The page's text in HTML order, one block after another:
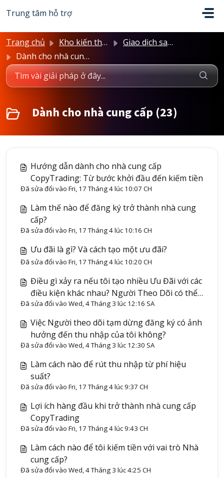
Trung tâm hỗ trợ
Trang chủ Kho kiến thức
Giao dịch sao chép
Dành cho nhà cung cấp
Dành cho nhà cung cấp (23)
Hướng dẫn dành cho nhà cung cấp
CopyTrading: Từ bước khởi đầu đến kiếm tiền
Đã sửa đổi vào Fri, 17 Tháng 4 lúc 10:07 CH
Làm thế nào để đăng ký trở thành nhà cung
cấp?
Đã sửa đổi vào Fri, 17 Tháng 4 lúc 10:16 CH
Ưu đãi là gì? Và cách tạo một ưu đãi?
Đã sửa đổi vào Fri, 17 Tháng 4 lúc 10:20 CH
Điều gì xảy ra nếu tôi tạo nhiều Ưu Đãi với các
điều kiện khác nhau? Người Theo Dõi có thể
chuyển đổi giữa các Ưu Đãi không?
Đã sửa đổi vào Wed, 4 Tháng 3 lúc 12:16 SA
Việc Người theo dõi tạm dừng đăng ký có ảnh
hưởng đến thu nhập của tôi không?
Đã sửa đổi vào Wed, 4 Tháng 3 lúc 12:30 SA
Làm cách nào để rút thu nhập từ phí hiệu
suất?
Đã sửa đổi vào Fri, 17 Tháng 4 lúc 9:37 CH
Lợi ích hàng đầu khi trở thành nhà cung cấp
CopyTrading
Đã sửa đổi vào Fri, 17 Tháng 4 lúc 9:43 CH
Làm cách nào để tôi kiếm tiền với vai trò Nhà
cung cấp?
Đã sửa đổi vào Wed, 4 Tháng 3 lúc 4:25 CH